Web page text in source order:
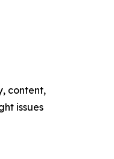
content,
issues